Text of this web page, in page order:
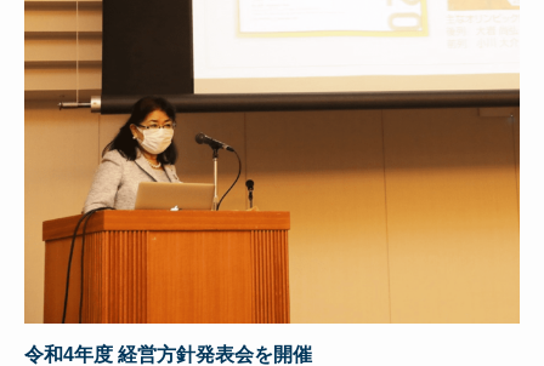
令和4年度 経営方針発表会を開催